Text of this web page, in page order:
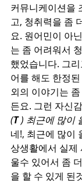
커뮤니케이션을
고, 청취력을 좀
요. 원어민이 아
는 좀 어려워서
했었습니다. 그
어를 해도 한정
외의 이야기는
든요. 그런 자신
(T ) 최근에 많이
네!, 최근에 많이
상생활에서 실제
울수 있어서 좀
을 할 수 있게 된